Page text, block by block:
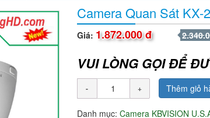
Camera Quan Sát KX-
Giá: 1.872.000 đ
VUI LÒNG GỌI ĐỂ
Thêm giỏ
Danh mục: Camera KBVISION